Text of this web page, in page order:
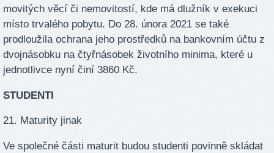
movitých věcí či nemovitostí, kde má dlužník v exekuci
místo trvalého pobytu. Do 28. února 2021 se také
prodloužila ochrana jeho prostředků na bankovním účtu z
dvojnásobku na čtyřnásobek životního minima, které u
jednotlivce nyní činí 3860 Kč.
STUDENTI
21. Maturity jinak
Ve společné části maturit budou studenti povinně skládat